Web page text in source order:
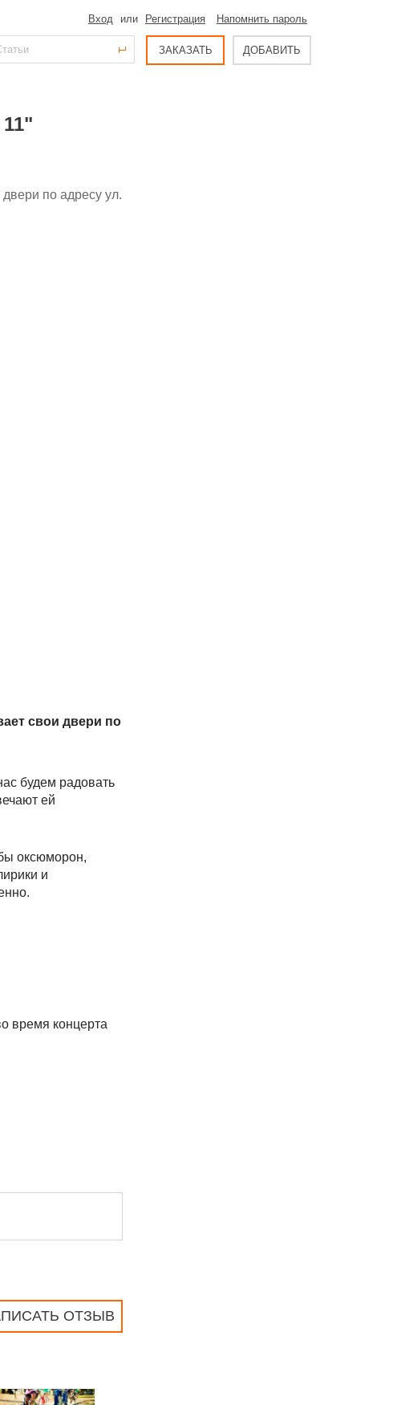
Вход или Регистрация Напомнить пароль
ЗАКАЗАТЬ ДОБАВИТЬ
по адресу ул.
свои двери по
будем радовать
ей
оксюморон,
и
время концерта
ОТЗЫВ